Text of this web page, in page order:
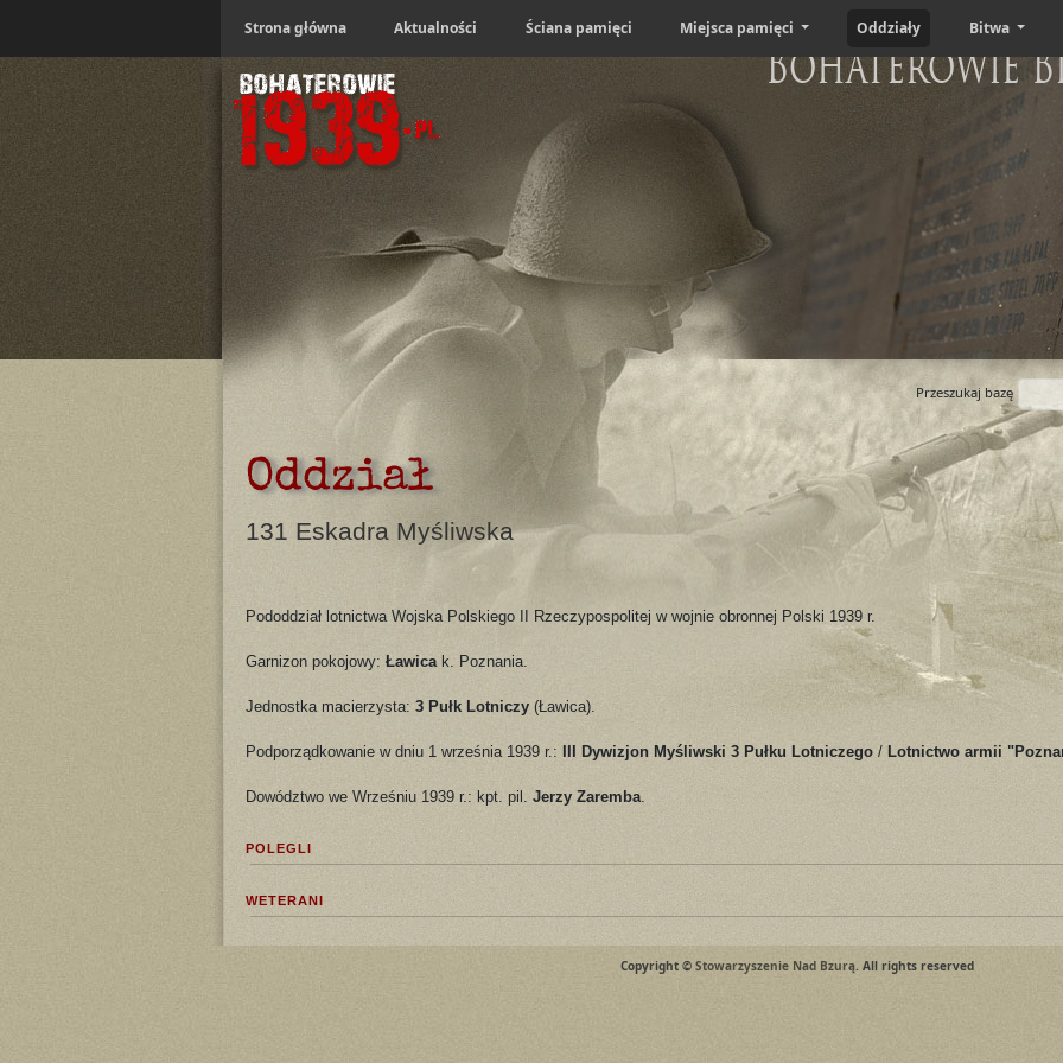
Strona główna Aktualności Ściana pamięci Miejsca pamięci Oddziały Bitwa
Bohaterowie
Przeszukaj bazę
Oddział
131 Eskadra Myśliwska
Pododdział lotnictwa Wojska Polskiego II Rzeczypospolitej w wojnie obronnej Polski 1939 r.
Garnizon pokojowy: Ławica k. Poznania.
Jednostka macierzysta: 3 Pułk Lotniczy (Ławica).
Podporządkowanie w dniu 1 września 1939 r.: III Dywizjon Myśliwski 3 Pułku Lotniczego / Lotnictwo armii
Dowództwo we Wrześniu 1939 r.: kpt. pil. Jerzy Zaremba
POLEGLI
WETERANI
Copyright © Stowarzyszenie Nad Bzurą. All rights reserved